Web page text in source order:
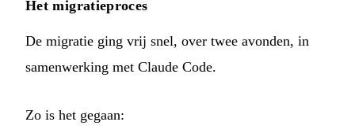
Het migratieproces
De migratie ging vrij snel, over twee avonden, in
samenwerking met Claude Code.
Zo is het gegaan: